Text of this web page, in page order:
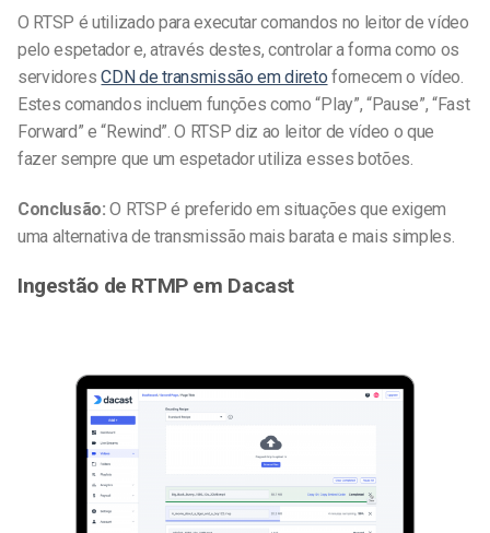
O RTSP é utilizado para executar comandos no leitor de vídeo
pelo espetador e, através destes, controlar a forma como os
servidoresCDN de transmissão em direto fornecem o vídeo.
Estes comandos incluem funções como “Play”, “Pause”, “Fast
Forward” e “Rewind”. O RTSP diz ao leitor de vídeo o que
fazer sempre que um espetador utiliza esses botões.
Conclusão:O RTSP é preferido em situações que exigem
uma alternativa de transmissão mais barata e mais simples.
Ingestão de RTMP em Dacast